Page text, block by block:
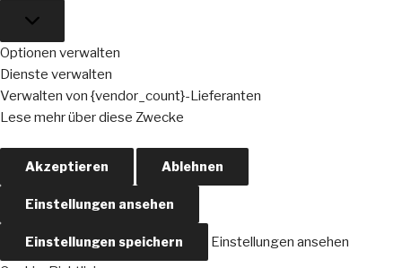
Optionen verwalten
Dienste verwalten
Verwalten von {vendor_count}-Lieferanten
Lese mehr über diese Zwecke
Akzeptieren Ablehnen
Einstellungen ansehen
Einstellungen speichern
Einstellungen ansehen